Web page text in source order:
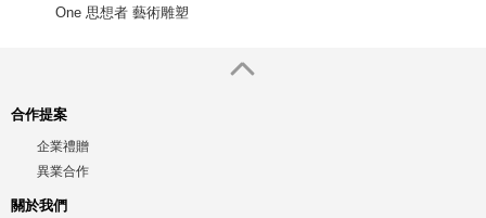
One 思想者 藝術雕塑
合作提案
企業禮贈
異業合作
關於我們